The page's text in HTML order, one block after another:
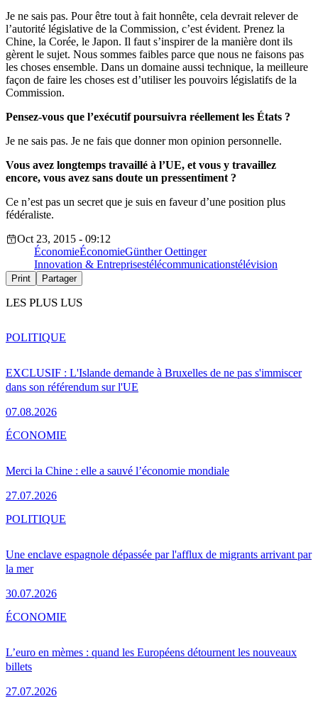
Je ne sais pas. Pour être tout à fait honnête, cela devrait relever de
l’autorité législative de la Commission, c’est évident. Prenez la
Chine, la Corée, le Japon. Il faut s’inspirer de la manière dont ils
gèrent le sujet. Nous sommes faibles parce que nous ne faisons pas
les choses ensemble. Dans un domaine aussi technique, la meilleure
façon de faire les choses est d’utiliser les pouvoirs législatifs de la
Commission.
Pensez-vous que l’exécutif poursuivra réellement les États ?
Je ne sais pas. Je ne fais que donner mon opinion personnelle.
Vous avez longtemps travaillé à l’UE, et vous y travaillez
encore, vous avez sans doute un pressentiment ?
Ce n’est pas un secret que je suis en faveur d’une position plus
fédéraliste.
Oct 23, 2015 - 09:12
ÉconomieÉconomieGünther Oettinger
Innovation & Entreprisestélécommunicationstélévision
Print Partager
LES PLUS LUS
EXCLUSIF : L'Islande demande à Bruxelles de ne pas s'immiscer
dans son référendum sur l'UE
07.08.2026
POLITIQUE
Merci la Chine : elle a sauvé l’économie mondiale
27.07.2026
ÉCONOMIE
Une enclave espagnole dépassée par l'afflux de migrants arrivant par
la mer
30.07.2026
POLITIQUE
L’euro en mèmes : quand les Européens détournent les nouveaux
billets
27.07.2026
ÉCONOMIE